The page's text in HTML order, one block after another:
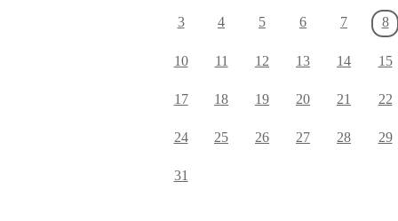
3 4 5 6 7 8
10 11 12 13 14 15
17 18 19 20 21 22
24 25 26 27 28 29
31